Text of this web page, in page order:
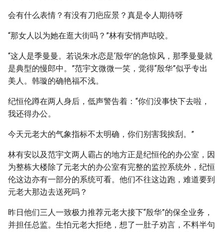
会有什么表情？有没有刀疤应景？真是令人期待呀
“那女人以为她在逛大街吗？”林有安悄声咕咬。
“这人是季曼曼。若说朱水恋是‘殷华’的急惊风，那季曼曼就
是典型的慢郎中。”范宇文微微一笑，觉得“殷华”似乎专出
美人。韩璇的确艳福不浅。
纪恒伦蹲在两人身后，低声警告着：“你们没事快下去啦，
我还得办公。
今天元老大的气象指标不太明确，你们别害我挨刮。”
林有安以及范宇文两人霸占的地方正是纪恒伦的办公室，因
为整栋大楼除了元老大的办公室有完整的监控系统外，纪恒
伦这边亦有一部分的系统可看。他们不往这边跑，难道要到
元老大那边去送死吗？
昨日他们三人一致极力推荐元老大接下“殷华”的保全业务，
并担任总监。生怕元老大拒绝，想了一肚子劝言，不料半句